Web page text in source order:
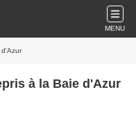
MENU
à la Baie d'Azur